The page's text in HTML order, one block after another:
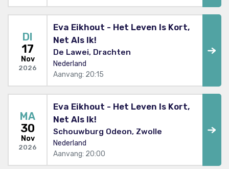
DI
17
Nov
2026
Eva Eikhout - Het Leven Is Kort,
Net Als Ik!
De Lawei, Drachten
Nederland
Aanvang: 20:15
MA
30
Nov
2026
Eva Eikhout - Het Leven Is Kort,
Net Als Ik!
Schouwburg Odeon, Zwolle
Nederland
Aanvang: 20:00